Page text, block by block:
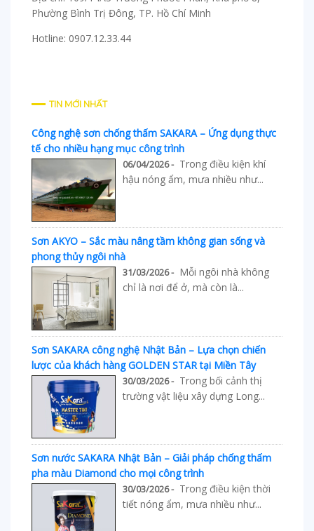
Phường Bình Trị Đông, TP. Hồ Chí Minh
Hotline: 0907.12.33.44
TIN MỚI NHẤT
Công nghệ sơn chống thấm SAKARA – Ứng dụng thực
tế cho nhiều hạng mục công trình
06/04/2026 - Trong điều kiện khí
hậu nóng ẩm, mưa nhiều như...
Sơn AKYO – Sắc màu nâng tầm không gian sống và
phong thủy ngôi nhà
31/03/2026 - Mỗi ngôi nhà không
chỉ là nơi để ở, mà còn là...
Sơn SAKARA công nghệ Nhật Bản – Lựa chọn chiến
lược của khách hàng GOLDEN STAR tại Miền Tây
30/03/2026 - Trong bối cảnh thị
trường vật liệu xây dựng Long...
Sơn nước SAKARA Nhật Bản – Giải pháp chống thấm
pha màu Diamond cho mọi công trình
30/03/2026 - Trong điều kiện thời
tiết nóng ẩm, mưa nhiều như...